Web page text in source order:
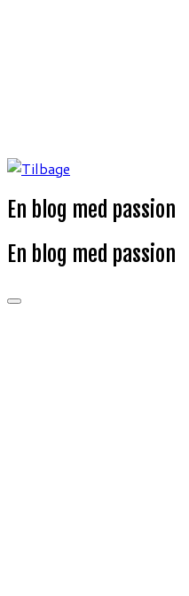
En blog med passion
En blog med passion